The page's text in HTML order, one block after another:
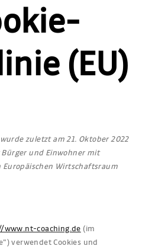
(EU)
zuletzt am 21. Oktober 2022
und Einwohner mit
Wirtschaftsraum
www.nt-coaching.de (im
verwendet Cookies und